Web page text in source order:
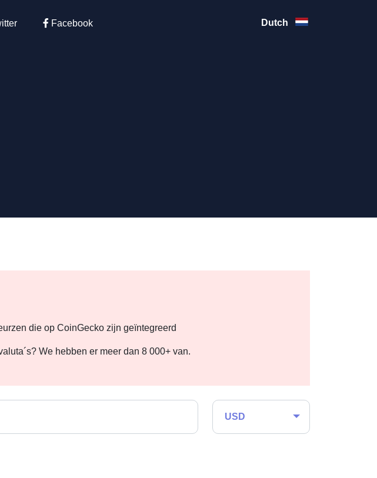
Facebook Dutch
die op CoinGecko zijn geïntegreerd
We hebben er meer dan 8 000+ van.
USD